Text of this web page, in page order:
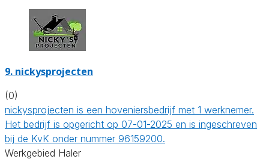
9. nickysprojecten
(0)
nickysprojecten is een hoveniersbedrijf met 1 werknemer.
Het bedrijf is opgericht op 07-01-2025 en is ingeschreven
bij de KvK onder nummer 96159200.
Werkgebied Haler